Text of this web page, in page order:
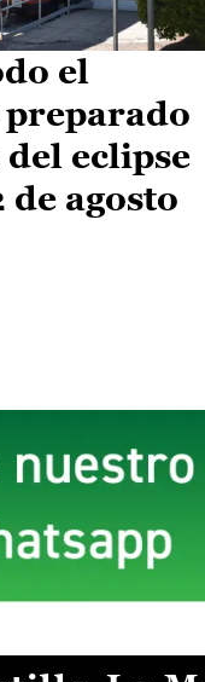
el
eclipse
de agosto